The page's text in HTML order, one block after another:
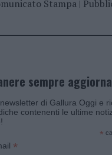
Stampa|
sempre
di Gallura Oggi e
contenenti le ultime
*
*